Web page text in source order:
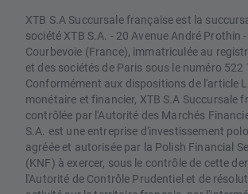
XTB S.A Succursale française est la
société XTB S.A. - 20 Avenue André Prothin
Courbevoie (France), immatriculée au
et des sociétés de Paris sous le numéro 522
Conformément aux dispositions de l'article
monétaire et financier, XTB S.A Succursale
contrôlée par l'Autorité des Marchés
S.A. est une entreprise d'investissement
agréée et autorisée par la Polish Financial
(KNF) à exercer, sous le contrôle de cette
l'Autorité de Contrôle Prudentiel et de